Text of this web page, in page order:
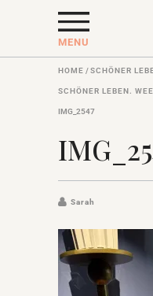
MENU
HOME /SCHÖNER
SCHÖNER LEBEN.
IMG_2547
Sarah